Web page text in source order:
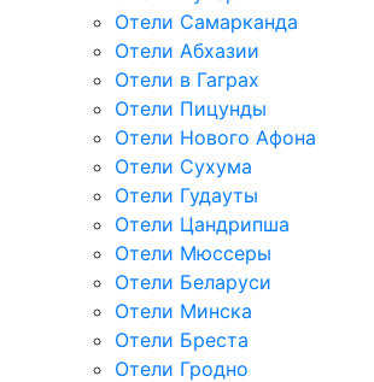
Отели Самарканда
Отели Абхазии
Отели в Гаграх
Отели Пицунды
Отели Нового Афона
Отели Сухума
Отели Гудауты
Отели Цандрипша
Отели Мюссеры
Отели Беларуси
Отели Минска
Отели Бреста
Отели Гродно